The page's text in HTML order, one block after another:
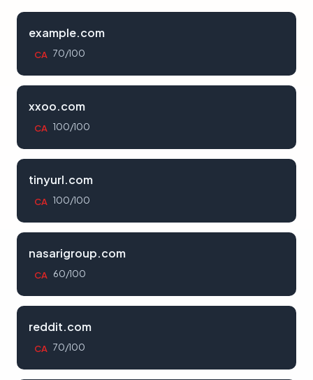
example.com
CA 70/100
xxoo.com
CA 100/100
tinyurl.com
CA 100/100
nasarigroup.com
CA 60/100
reddit.com
CA 70/100